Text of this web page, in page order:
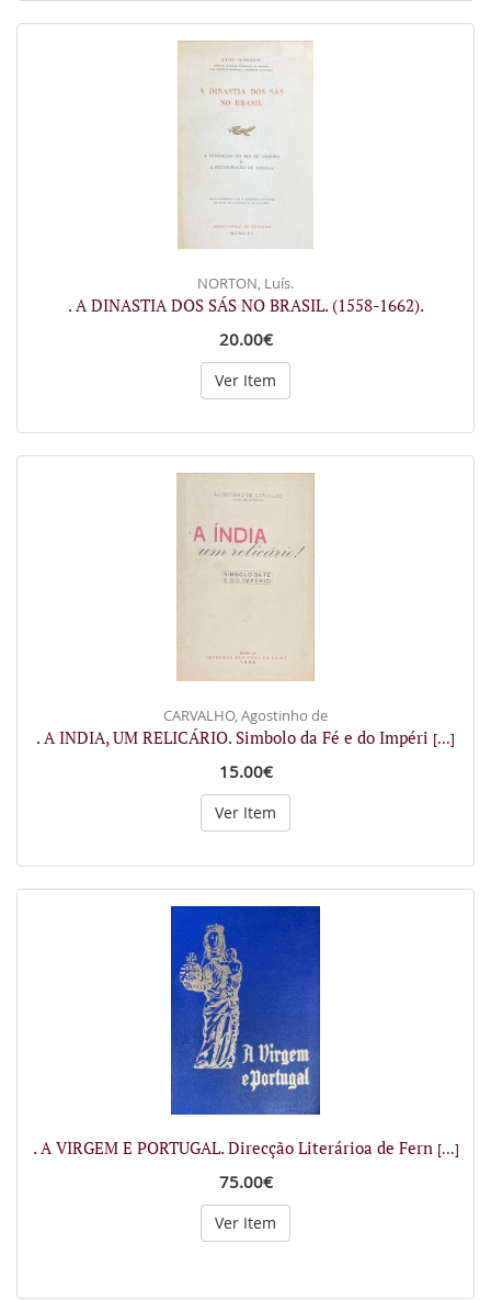
NORTON, Luís.
. A DINASTIA DOS SÁS NO BRASIL. (1558-1662).
20.00€
Ver Item
CARVALHO, Agostinho de
. A INDIA, UM RELICÁRIO. Simbolo da Fé e do Impéri [...]
15.00€
Ver Item
. A VIRGEM E PORTUGAL. Direcção Literárioa de Fern [...]
75.00€
Ver Item